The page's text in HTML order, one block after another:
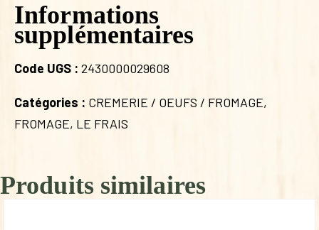
Informations
supplémentaires
Code UGS : 2430000029608
Catégories : CREMERIE / OEUFS / FROMAGE,
FROMAGE, LE FRAIS
Produits similaires